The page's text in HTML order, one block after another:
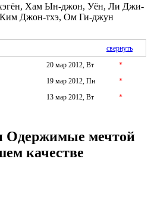
Хам Ын-джон, Уён, Ли Джи-
Джон-тхэ, Ом Ги-джун
свернуть
20 мар 2012, Вт
*
19 мар 2012, Пн
*
13 мар 2012, Вт *
Одержимые мечтой
качестве